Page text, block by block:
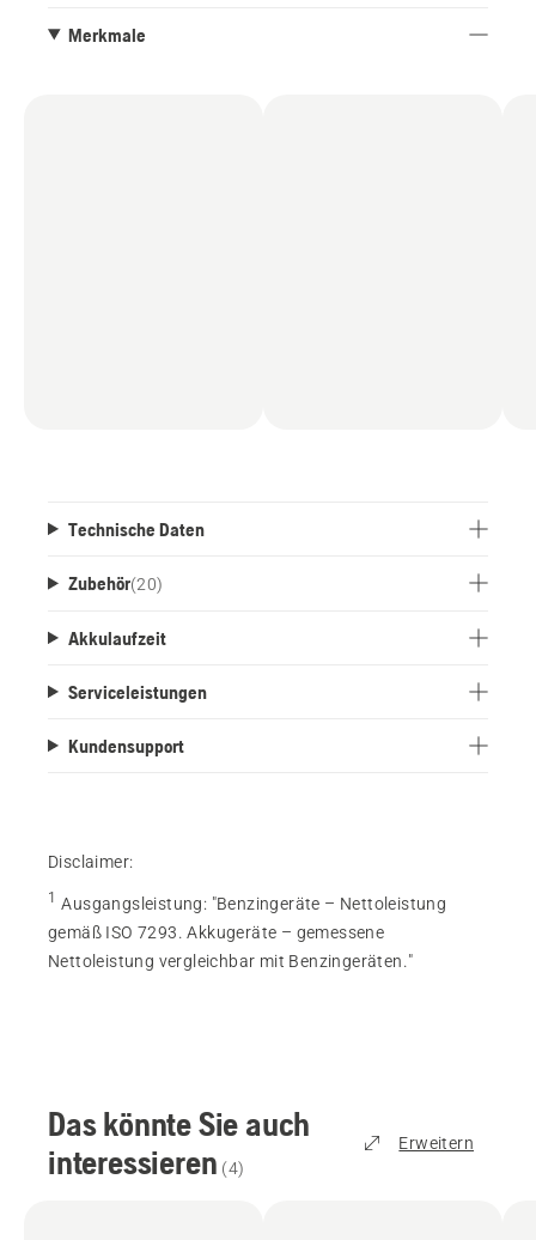
Lieferumfang: Schwert X-PRECISION .325" MINI
Merkmale
Technische Daten
Zubehör(20)
Akkulaufzeit
Serviceleistungen
Kundensupport
Disclaimer:
1 Ausgangsleistung: "Benzingeräte – Nettoleistung
gemäß ISO 7293. Akkugeräte – gemessene
Nettoleistung vergleichbar mit Benzingeräten."
Das könnte Sie auch
interessieren (4)
Erweitern